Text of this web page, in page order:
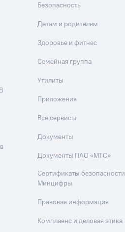
Безопасность
Детям и родителям
Здоровье и фитнес
Семейная группа
Утилиты
Приложения
Все сервисы
Документы
Документы ПАО «МТС»
Сертификаты безопасности
Минцифры
Правовая информация
Комплаенс и деловая этика